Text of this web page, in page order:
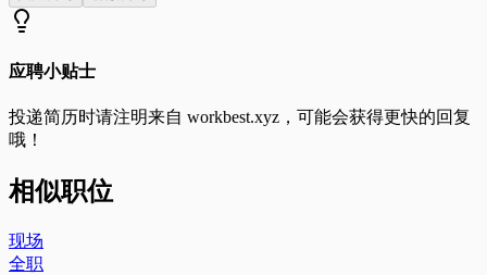
应聘小贴士
投递简历时请注明来自 workbest.xyz ，可能会获得更快的回复
哦！
相似职位
现场
全职